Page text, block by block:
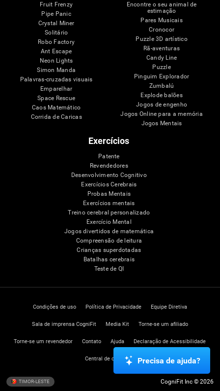
Fruit Frenzy
Pipe Panic
Crystal Miner
Solitário
Robo Factory
Ant Escape
Neon Lights
Simon Manda
Palavras-cruzadas visuais
Emparelhar
Space Rescue
Caos Matemático
Corrida de Caricas
Encontre o seu animal de
estimação
Pares Musicais
Cronocor
Puzzle 3D artístico
Rã-aventuras
Candy Line
Puzzle
Pinguim Explorador
Zumbalú
Explode balões
Jogos de engenho
Jogos Online para a memória
Jogos Mentais
Exercícios
Patente
Revendedores
Desenvolvimento Cognitivo
Exercícios Cerebrais
Probas Mentais
Exercícios mentais
Treino cerebral personalizado
Exercício Mental
Jogos divertidos de matemática
Compreensão de leitura
Crianças superdotadas
Batalhas cerebrais
Teste de QI
Condições de uso Política de Privacidade Equipe Diretiva
Sala de imprensa CogniFit Media Kit Torne-se um afiliado
Torne-se um revendedor Contato Ajuda Declaração de Acessibilidade
Central de confiança
TIMOR-LESTE CogniFit Inc © 2026
Precisa de ajuda?